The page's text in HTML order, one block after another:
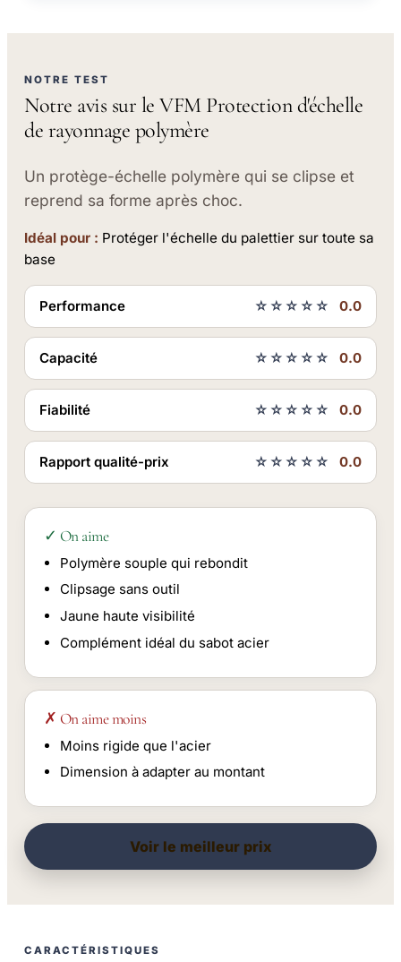
NOTRE TEST
Notre avis sur le VFM Protection d'échelle
de rayonnage polymère
Un protège-échelle polymère qui se clipse et
reprend sa forme après choc.
Idéal pour : Protéger l'échelle du palettier sur toute sa
base
Performance ☆☆☆☆☆ 0.0
Capacité ☆☆☆☆☆ 0.0
Fiabilité ☆☆☆☆☆ 0.0
Rapport qualité-prix ☆☆☆☆☆ 0.0
✓ On aime
Polymère souple qui rebondit
Clipsage sans outil
Jaune haute visibilité
Complément idéal du sabot acier
✗ On aime moins
Moins rigide que l'acier
Dimension à adapter au montant
Voir le meilleur prix
CARACTÉRISTIQUES